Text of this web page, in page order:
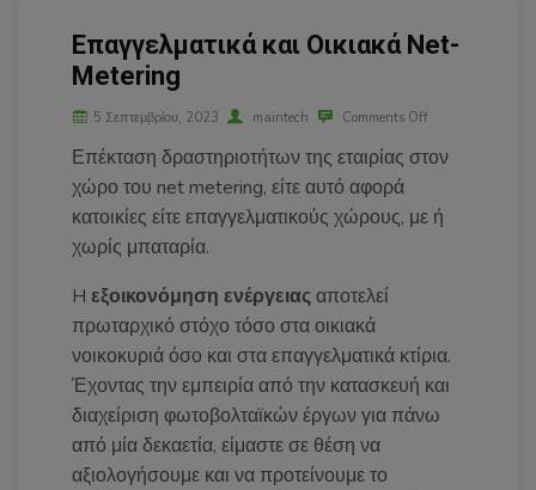
Eπαγγελματικά και Oικιακά Net-
Metering
5 Σεπτεμβρίου, 2023 maintech Comments Off
Επέκταση δραστηριοτήτων της εταιρίας στον
χώρο του net metering, είτε αυτό αφορά
κατοικίες είτε επαγγελματικούς χώρους, με ή
χωρίς μπαταρία.
H εξοικονόμηση ενέργειαςαποτελεί
πρωταρχικό στόχο τόσο στα οικιακά
νοικοκυριά όσο και στα επαγγελματικά κτίρια.
Έχοντας την εμπειρία από την κατασκευή και
διαχείριση φωτοβολταϊκών έργων για πάνω
από μία δεκαετία, είμαστε σε θέση να
αξιολογήσουμε και να προτείνουμε το